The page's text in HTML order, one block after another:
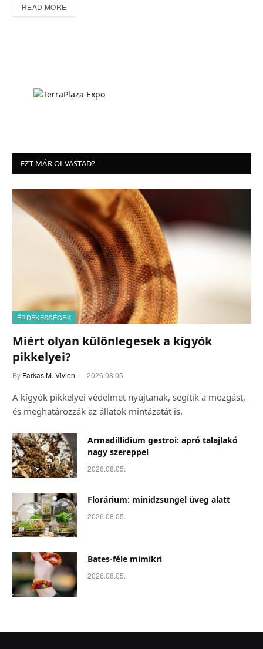
READ MORE
EZT MÁR OLVASTAD?
ÉRDEKESSÉGEK
Miért olyan különlegesek a kígyók
pikkelyei?
By Farkas M. Vivien 2026.08.05.
A kígyók pikkelyei védelmet nyújtanak, segítik a mozgást,
és meghatározzák az állatok mintázatát is.
Armadillidium gestroi: apró talajlakó
nagy szereppel
2026.08.05.
Florárium: minidzsungel üveg alatt
2026.08.05.
Bates-féle mimikri
2026.08.05.